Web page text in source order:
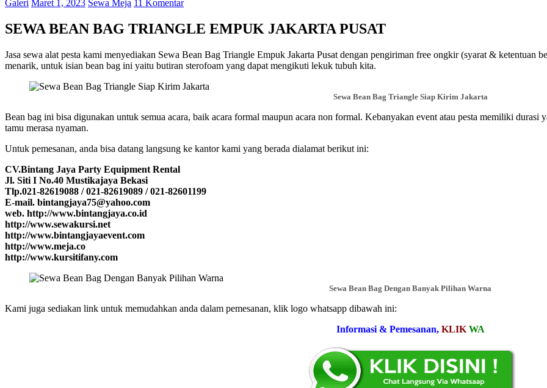
Galeri Maret 1, 2023 Sewa Meja 11 Komentar
SEWA BEAN BAG TRIANGLE EMPUK JAKARTA PUSAT
Jasa sewa alat pesta kami menyediakan Sewa Bean Bag Triangle Empuk Jakarta Pusat dengan pengiriman free ongkir (syarat & ketentuan
menarik, untuk isian bean bag ini yaitu butiran sterofoam yang dapat mengikuti lekuk tubuh kita.
Sewa Bean Bag Triangle Siap Kirim Jakarta
Bean bag ini bisa digunakan untuk semua acara, baik acara formal maupun acara non formal. Kebanyakan event atau pesta memiliki durasi
tamu merasa nyaman.
Untuk pemesanan, anda bisa datang langsung ke kantor kami yang berada dialamat berikut ini:
CV.Bintang Jaya Party Equipment Rental
Jl. Siti I No.40 Mustikajaya Bekasi
Tlp.021-82619088 / 021-82619089 / 021-82601199
E-mail. bintangjaya75@yahoo.com
web. http://www.bintangjaya.co.id
http://www.sewakursi.net
http://www.bintangjayaevent.com
http://www.meja.co
http://www.kursitifany.com
Sewa Bean Bag Dengan Banyak Pilihan Warna
Kami juga sediakan link untuk memudahkan anda dalam pemesanan, klik logo whatsapp dibawah ini:
Informasi & Pemesanan, KLIK WA